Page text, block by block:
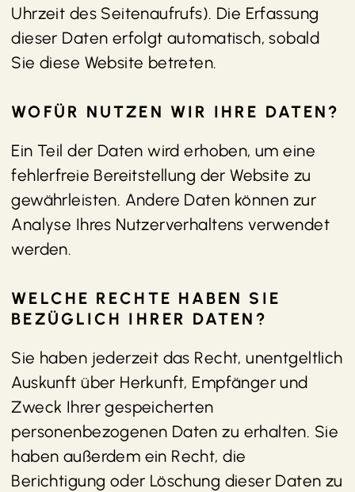
Uhrzeit des Seitenaufrufs). Die Erfassung
dieser Daten erfolgt automatisch, sobald
Sie diese Website betreten.
WOFÜR NUTZEN WIR IHRE DATEN?
Ein Teil der Daten wird erhoben, um eine
fehlerfreie Bereitstellung der Website zu
gewährleisten. Andere Daten können zur
Analyse Ihres Nutzerverhaltens verwendet
werden.
WELCHE RECHTE HABEN SIE
BEZÜGLICH IHRER DATEN?
Sie haben jederzeit das Recht, unentgeltlich
Auskunft über Herkunft, Empfänger und
Zweck Ihrer gespeicherten
personenbezogenen Daten zu erhalten. Sie
haben außerdem ein Recht, die
Berichtigung oder Löschung dieser Daten zu